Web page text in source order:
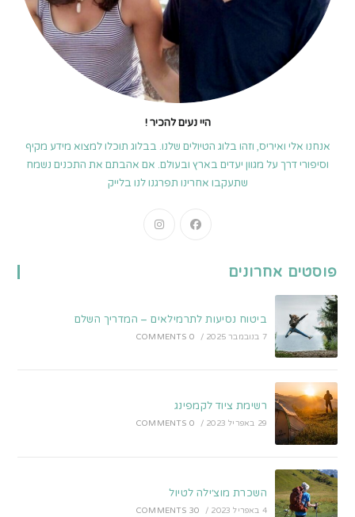
היי נעים להכיר !
אנחנו אלי ואיריס, וזהו בלוג הטיולים שלנו. בבלוג תוכלו למצוא מידע מקיף
וסיפורי דרך על מגוון יעדים בארץ ובעולם. אם אהבתם את התכנים נשמח
שתעקבו אחרינו תפרגנו לנו בלייק
Opens
פוסטים אחרונים
ביטוח נסיעות לתרמילאים – המדריך השלם
7 בנובמבר 2025 /
0 COMMENTS
רשימת ציוד לקמפינג
29 באפריל 2023 /
0 COMMENTS
השכרת מוצ׳ילה לטיול
4 באפריל 2023 /
30 COMMENTS